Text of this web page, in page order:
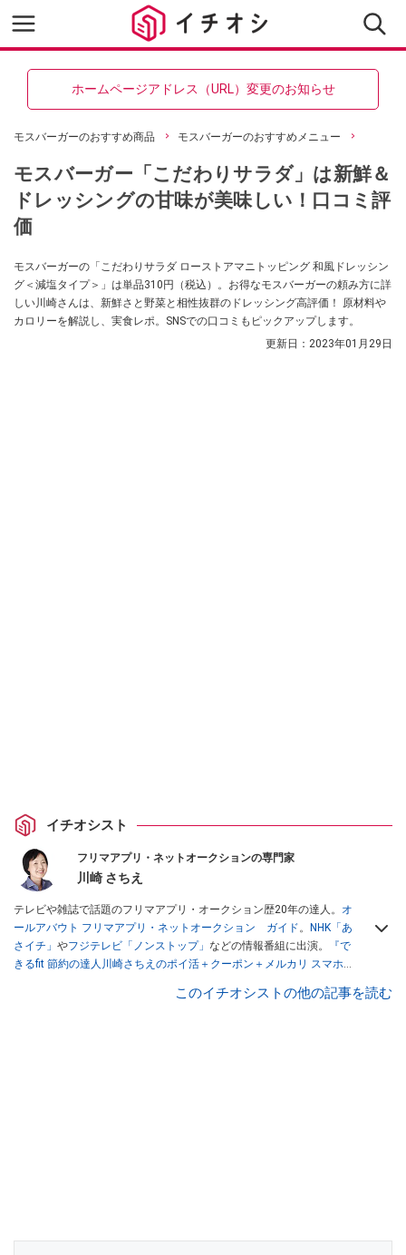
ホームページアドレス（URL）変更のお知らせ
モスバーガーのおすすめ商品 モスバーガーのおすすめメニュー
モスバーガー「こだわりサラダ」は新鮮＆
ドレッシングの甘味が美味しい！口コミ評
価
モスバーガーの「こだわりサラダ ローストアマニトッピング 和風ドレッシン
グ＜減塩タイプ＞」は単品310円（税込）。お得なモスバーガーの頼み方に詳
しい川崎さんは、新鮮さと野菜と相性抜群のドレッシング高評価！ 原材料や
カロリーを解説し、実食レポ。SNSでの口コミもピックアップします。
更新日： 2023年01月29日
イチオシスト
フリマアプリ・ネットオークションの専門家
川崎 さちえ
テレビや雑誌で話題のフリマアプリ・オークション歴20年の達人。 オ
ールアバウト フリマアプリ・ネットオークション ガイド。
NHK「あ
さイチ」 やフジテレビ「ノンストップ」 などの情報番組に出演。
『で
きるfit 節約の達人川崎さちえのポイ活＋クーポン＋メルカリ スマホで
スマホ1つでスキマ時間に効率的に稼ぐ！』（翔泳社刊） ほか著書多
このイチオシストの他の記事を読む